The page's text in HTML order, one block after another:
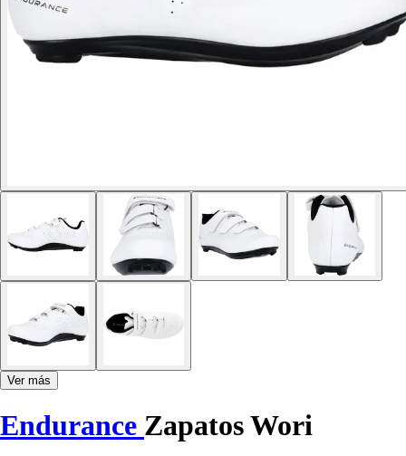
Ver más
Endurance Zapatos Wori